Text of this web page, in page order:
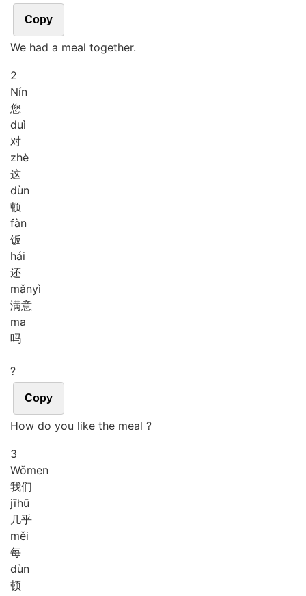
Copy
We had a meal together.
2
Nín
您
duì
对
zhè
这
dùn
顿
fàn
饭
hái
还
mǎnyì
满意
ma
吗
?
Copy
How do you like the meal ?
3
Wǒmen
我们
jīhū
几乎
měi
每
dùn
顿